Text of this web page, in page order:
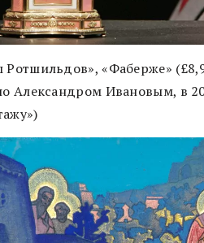
Ротшильдов», «Фаберже»
Александром Ивановым, в